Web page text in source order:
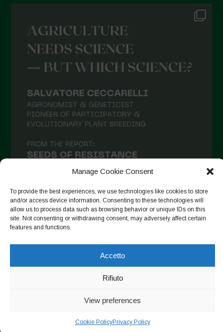
Manage Cookie Consent
To provide the best experiences, we use technologies like cookies to store
and/or access device information. Consenting to these technologies will
allow us to process data such as browsing behavior or unique IDs on this
site. Not consenting or withdrawing consent, may adversely affect certain
features and functions.
Accetto
Rifiuto
View preferences
Cookie PolicyPrivacy Policy
Settembre 2021
Agosto 2021
Luglio 2021
Aprile 2021
Febbraio 2021
Dicembre 2020
Novembre 2020
Ottobre 2020 Segui su Instagram
Copyright © 2026. All rights reserved.Privacy Policy-